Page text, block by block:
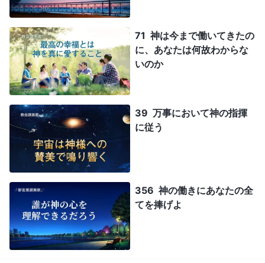
71 神は今まで働いてきたの
に、あなたは何故わからな
いのか
39 万事において神の指揮
に従う
356 神の働きにあなたの全
てを捧げよ